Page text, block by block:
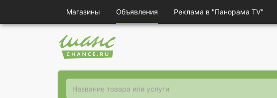
Магазины Объявления Реклама в "Панорама TV"